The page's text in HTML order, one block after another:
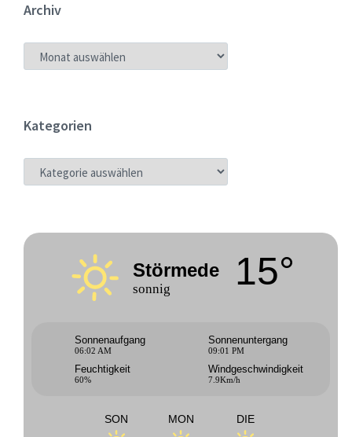
Archiv
ARCHIV
Kategorien
KATEGORIEN
Störmede
sonnig 15°
Sonnenaufgang
06:02 AM
Sonnenuntergang
09:01 PM
Feuchtigkeit
60%
Windgeschwindigkeit
7.9Km/h
SON MON DIE